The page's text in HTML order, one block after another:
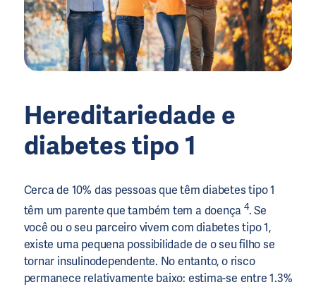
Hereditariedade e
diabetes tipo 1
Cerca de 10% das pessoas que têm diabetes tipo 1
têm um parente que também tem a doença4. Se
você ou o seu parceiro vivem com diabetes tipo 1,
existe uma pequena possibilidade de o seu filho se
tornar insulinodependente. No entanto, o risco
permanece relativamente baixo: estima-se entre 1.3%